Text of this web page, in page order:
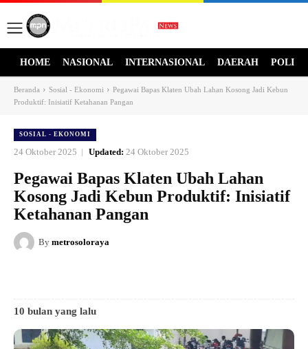
HOME NASIONAL INTERNASIONAL DAERAH
Beranda Sosial - Ekonomi
Pegawai Bapas Klaten Ubah Lahan Kosong Jadi Kebun
Produktif: Inisiatif Ketahanan Pangan
SOSIAL - EKONOMI
24 Oktober 2025 Updated: 24 Oktober 2025
Pegawai Bapas Klaten Ubah Lahan
Kosong Jadi Kebun Produktif: Inisiatif
Ketahanan Pangan
By metrosoloraya
10 bulan yang lalu